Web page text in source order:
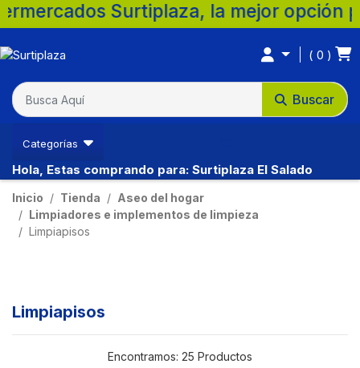
la mejor opción para tu
Buscar
0
Categorías
Hola, Estas comprando para: Surtiplaza El Salado
Inicio Tienda
Aseo del hogar
Limpiadores e implementos de limpieza
Limpiapisos
Limpiapisos
Encontramos: 25 Productos